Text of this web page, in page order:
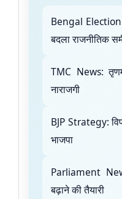
Bengal Election
बदला राजनीतिक
TMC News:
नाराजगी
BJP Strategy:
भाजपा
Parliament
बढ़ाने की तैयारी